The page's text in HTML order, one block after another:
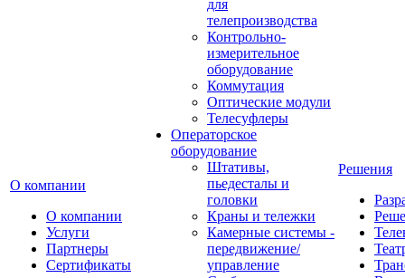
О компании
О компании
Услуги
Партнеры
Сертификаты
для
телепроизводства
Контрольно-
измерительное
оборудование
Коммутация
Оптические модули
Телесуфлеры
Операторское
оборудование
Штативы,
пьедесталы и
головки
Краны и тележки
Камерные системы -
передвижение/
управление
Решения